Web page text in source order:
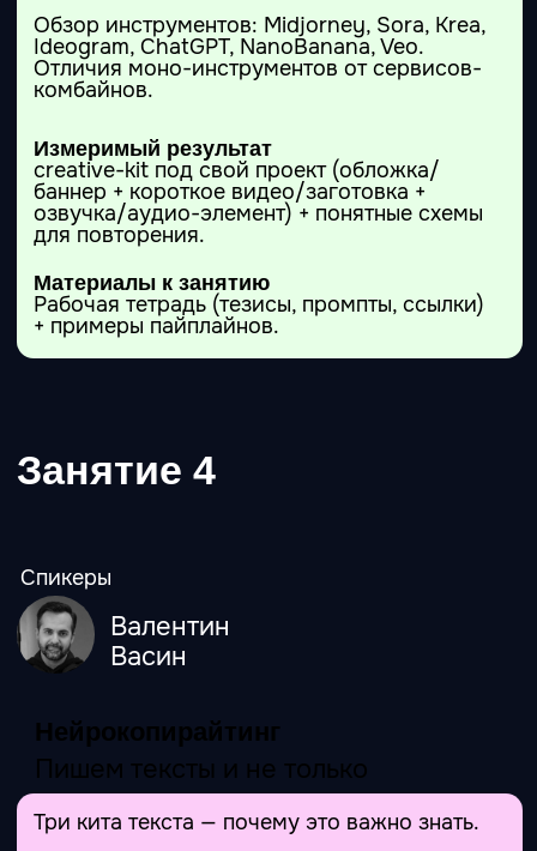
Автономные агенты на примере Manus:
Где они сильны: исследования,
подготовка черновиков, «сходить и
принести результат».
Где опасны: уверенные ошибки,
непроверенные источники, лишняя
Как мыслить процессами: триггеры, шаги,
вход/выход, ошибки, логи, доступы
Почему важно быть «квалифицированным
заказчиком» —отличаем рабочую
автоматизацию от красивой демонстрации.
Шаблон «схемы агента» (1 страница —
заполнили и можно собирать).
Чек-лист качества и проверки (чтобы агент
не «убедительно врал»).
Чек-лист рисков и доступа к данным.
Измеримый результат
готовая «схема агента» под вашу реальную
задачу: роль, шаги, инструменты, вход/
выход, критерии качества, где человек
проверяет.
и понять, что он реально экономит время.
Занятие 7